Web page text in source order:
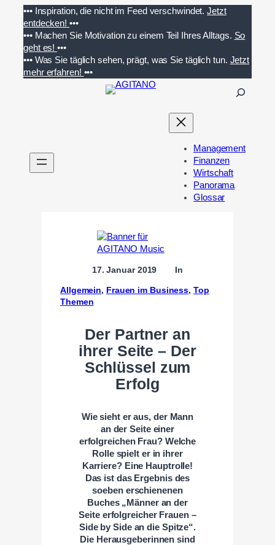
Inhalt
springen
••• Inspiration, die nicht im Feed verschwindet. Jetzt
entdecken! •••
••• Machen Sie Motivation zu einem Teil Ihres Alltags. So
geht es!•••
••• Was Sie täglich sehen, prägt, was Sie täglich tun. Jetzt
mehr erfahren! •••
n
Management
Finanzen
Wirtschaft
Panorama
Glossar
17. Januar 2019 In
Allgemein, Frauen im Business, Top
Themen
Der Partner an
ihrer Seite – Der
Schlüssel zum
Erfolg
Wie sieht er aus, der Mann
an der Seite einer
erfolgreichen Frau? Welche
Rolle spielt er in ihrer
Karriere? Eine Hauptrolle!
Das ist das Ergebnis des
soeben erschienenen
Buches „Männer an der
Seite erfolgreicher Frauen –
Side by Side an die Spitze“.
Die Herausgeberinnen sind